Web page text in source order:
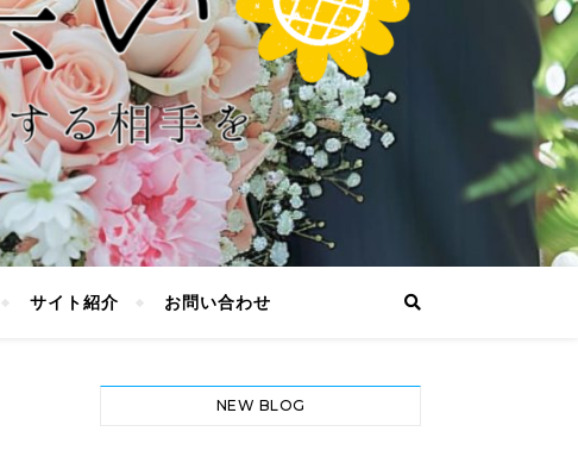
サイト紹介 お問い合わせ
NEW BLOG